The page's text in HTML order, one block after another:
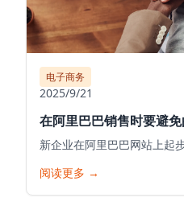
电子商务
2025/9/21
在阿里巴巴销售时要避
新企业在阿里巴巴网站上起
阅读更多 →